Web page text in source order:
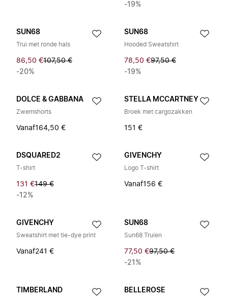
-19%
SUN68
Trui met ronde hals
86,50 €107,50 €
-20%
SUN68
Hooded Sweatshirt
78,50 €97,50 €
-19%
DOLCE & GABBANA
Zwemshorts
Vanaf164,50 €
STELLA MCCARTNEY
Broek met cargozakken
151 €
DSQUARED2
T-shirt
131 €149 €
-12%
GIVENCHY
Logo T-shirt
Vanaf156 €
GIVENCHY
Sweatshirt met tie-dye print
Vanaf241 €
SUN68
Sun68 Truien
77,50 €97,50 €
-21%
TIMBERLAND BELLEROSE